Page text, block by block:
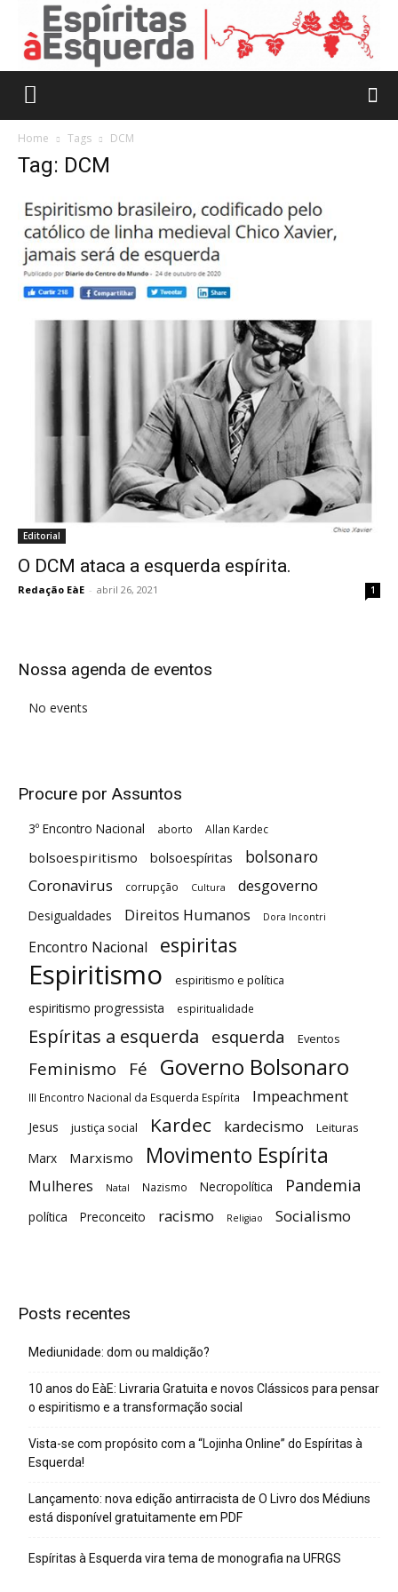
Home Tags DCM
Tag: DCM
Editorial
O DCM ataca a esquerda espírita.
Redação EàE - abril 26, 2021 1
Nossa agenda de eventos
No events
Procure por Assuntos
3º Encontro Nacional aborto Allan Kardec
bolsoespiritismo bolsoespíritas bolsonaro
Coronavirus corrupção Cultura desgoverno
Desigualdades Direitos Humanos Dora Incontri
Encontro Nacional espiritas
Espiritismo espiritismo e política
espiritismo progressista espiritualidade
Espíritas a esquerda esquerda Eventos
Feminismo Fé Governo Bolsonaro
III Encontro Nacional da Esquerda Espírita Impeachment
Jesus justiça social Kardec kardecismo Leituras
Marx Marxismo Movimento Espírita
Mulheres Natal Nazismo Necropolítica Pandemia
política Preconceito racismo Religiao Socialismo
Posts recentes
Mediunidade: dom ou maldição?
10 anos do EàE: Livraria Gratuita e novos Clássicos para pensar
o espiritismo e a transformação social
Vista-se com propósito com a “Lojinha Online” do Espíritas à
Esquerda!
Lançamento: nova edição antirracista de O Livro dos Médiuns
está disponível gratuitamente em PDF
Espíritas à Esquerda vira tema de monografia na UFRGS